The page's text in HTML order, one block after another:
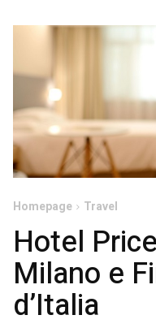
Homepage Travel
Hotel
Milano e
d’Italia